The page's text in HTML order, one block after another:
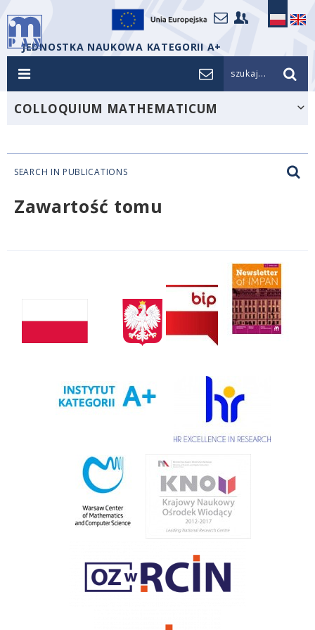
JEDNOSTKA NAUKOWA KATEGORII A+
szukaj...
COLLOQUIUM MATHEMATICUM
SEARCH IN PUBLICATIONS
Zawartość tomu